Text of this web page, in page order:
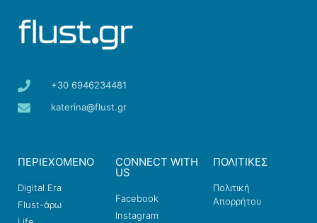
+30 6946234481
katerina@flust.gr
ΠΕΡΙΕΧΟΜΕΝΟ
Digital Era
Flust-άρω
CONNECT WITH
US
Facebook
Instagram
ΠΟΛΙΤΙΚΕΣ
Πολιτική
Απορρήτου